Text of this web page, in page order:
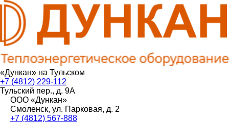
«Дункан» на Тульском
+7 (4812) 229-112
Тульский пер., д. 9А
ООО «Дункан»
Смоленск, ул. Парковая, д. 2
+7 (4812) 567-888